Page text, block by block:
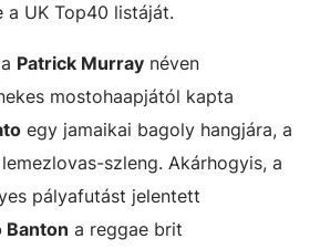
UK Top40 listáját.
Patrick Murray néven
mostohaapjától kapta
egy jamaikai bagoly hangjára, a
szleng. Akárhogyis, a
pályafutást jelentett
Banton a reggae brit